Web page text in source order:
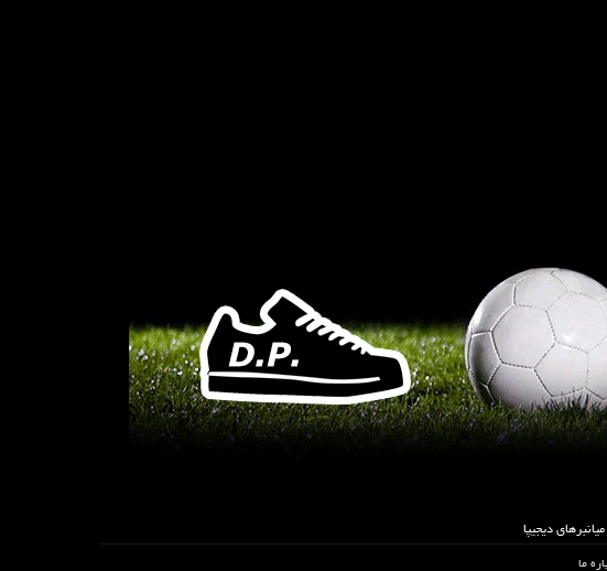
میانبرهای دیجیپا
ما